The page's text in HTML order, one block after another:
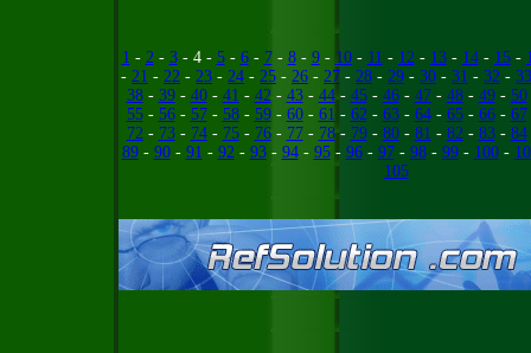
1 - 2- 3- 4 - 5- 6- 7- 8- 9- 10- 11 - 12- 13- 14- 15-
- 21 - 22 - 23 - 24 - 25 - 26 - 27 - 28 - 29 - 30 - 31 - 32 - 33
38- 39- 40- 41 - 42- 43- 44- 45- 46- 47- 48- 49- 50
55- 56- 57- 58- 59- 60- 61 - 62- 63- 64- 65- 66- 67
72- 73- 74- 75- 76- 77- 78- 79- 80- 81 - 82- 83- 84
89- 90- 91 - 92- 93- 94- 95- 96- 97- 98- 99- 100-
105